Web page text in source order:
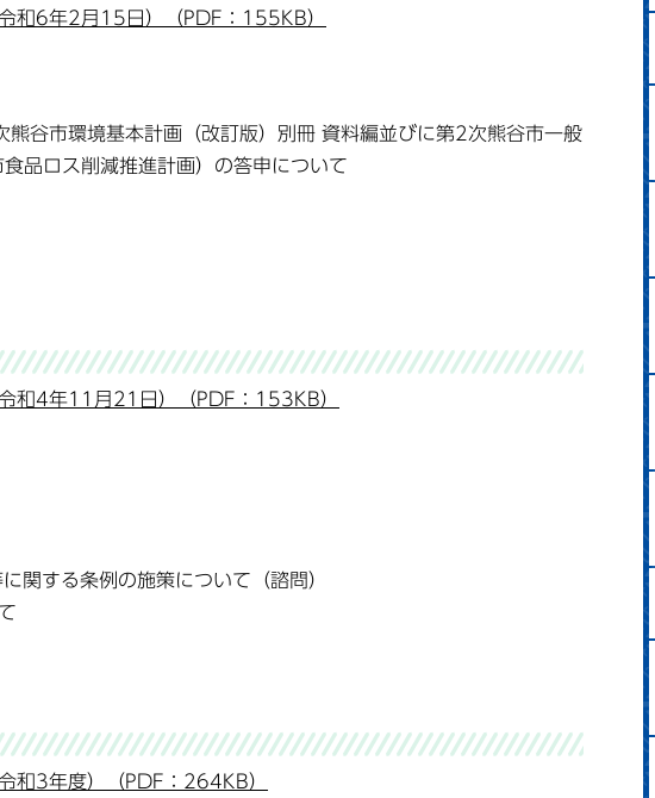
和6年2月15日）（PDF：155KB）
谷市環境基本計画（改訂版）別冊 資料編並びに第2次熊谷市一般
品ロス削減推進計画）の答申について
和4年11月21日）（PDF：153KB）
関する条例の施策について（諮問）
和3年度）（PDF：264KB）